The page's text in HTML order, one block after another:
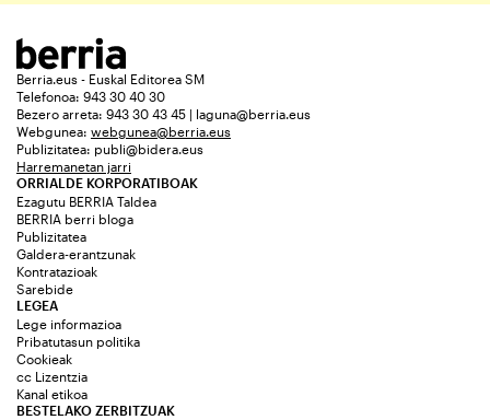
Berria.eus - Euskal Editorea SM
Telefonoa: 943 30 40 30
Bezero arreta: 943 30 43 45 | laguna@berria.eus
Webgunea: webgunea@berria.eus
Publizitatea: publi@bidera.eus
Harremanetan jarri
ORRIALDE KORPORATIBOAK
Ezagutu BERRIA Taldea
BERRIA berri bloga
Publizitatea
Galdera-erantzunak
Kontratazioak
Sarebide
LEGEA
Lege informazioa
Pribatutasun politika
Cookieak
cc Lizentzia
Kanal etikoa
BESTELAKO ZERBITZUAK